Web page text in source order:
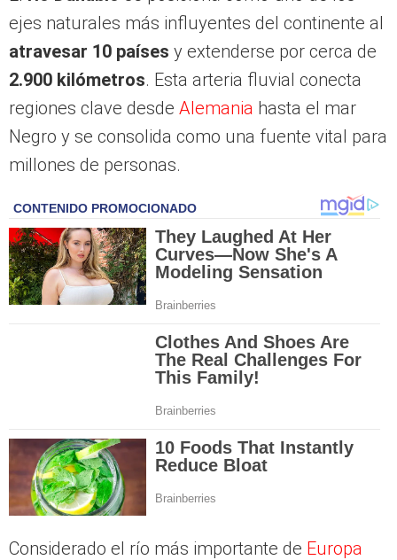
ejes naturales más influyentes del continente al
atravesar 10 países y extenderse por cerca de
2.900 kilómetros. Esta arteria fluvial conecta
regiones clave desde Alemania hasta el mar
Negro y se consolida como una fuente vital para
millones de personas.
Considerado el río más importante de Europa